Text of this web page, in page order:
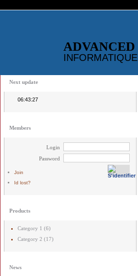
ADVANCED
INFORMATIQUE
Next update
06:43:27
Members
Login
Password
Join
Id lost?
Products
Category 1 (6)
Category 2 (17)
News